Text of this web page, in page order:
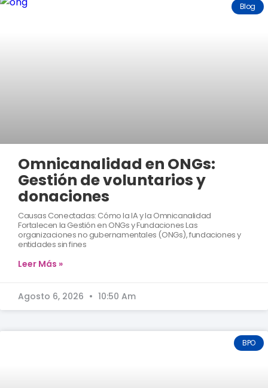
Blog
Omnicanalidad en ONGs:
Gestión de voluntarios y
donaciones
Causas Conectadas: Cómo la IA y la Omnicanalidad
Fortalecen la Gestión en ONGs y Fundaciones Las
organizaciones no gubernamentales (ONGs), fundaciones y
entidades sin fines
Leer Más »
Agosto 6, 2026 10:50 Am
BPO